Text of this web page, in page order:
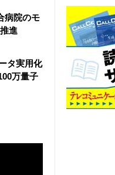
病院のモ
進
タ実用化
万量子